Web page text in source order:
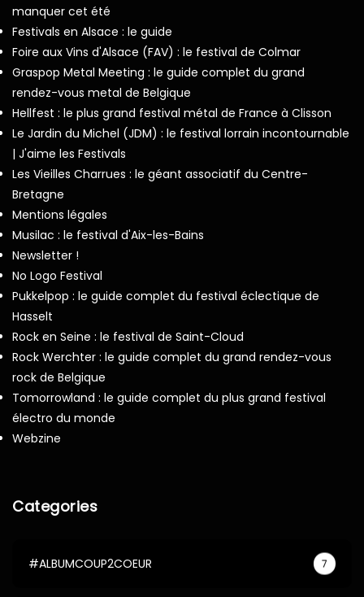
manquer cet été
Festivals en Alsace : le guide
Foire aux Vins d'Alsace (FAV) : le festival de Colmar
Graspop Metal Meeting : le guide complet du grand
rendez-vous metal de Belgique
Hellfest : le plus grand festival métal de France à Clisson
Le Jardin du Michel (JDM) : le festival lorrain incontournable
| J'aime les Festivals
Les Vieilles Charrues : le géant associatif du Centre-
Bretagne
Mentions légales
Musilac : le festival d'Aix-les-Bains
Newsletter !
No Logo Festival
Pukkelpop : le guide complet du festival éclectique de
Hasselt
Rock en Seine : le festival de Saint-Cloud
Rock Werchter : le guide complet du grand rendez-vous
rock de Belgique
Tomorrowland : le guide complet du plus grand festival
électro du monde
Webzine
Categories
#ALBUMCOUP2COEUR 7